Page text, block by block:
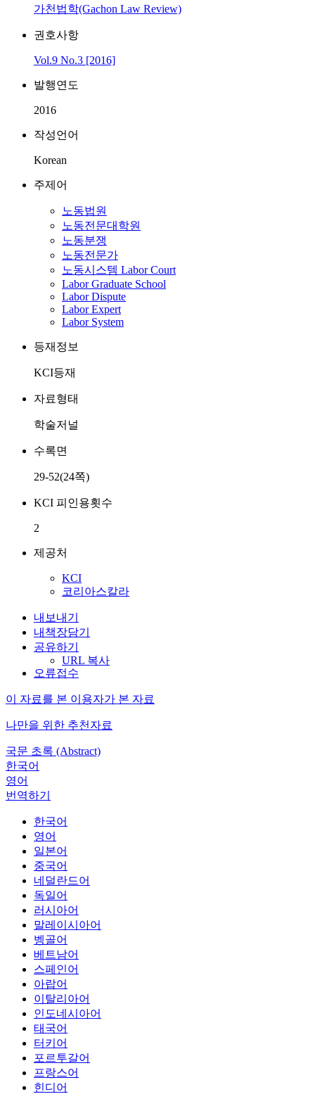
가천법학(Gachon Law Review)
권호사항
Vol.9 No.3 [2016]
발행연도
2016
작성언어
Korean
주제어
노동법원
노동전문대학원
노동분쟁
노동전문가
노동시스템 Labor Court
Labor Graduate School
Labor Dispute
Labor Expert
Labor System
등재정보
KCI등재
자료형태
학술저널
수록면
29-52(24쪽)
KCI 피인용횟수
2
제공처
KCI
코리아스칼라
내보내기
내책장담기
공유하기
URL 복사
오류접수
이 자료를 본 이용자가 본 자료
나만을 위한 추천자료
국문 초록 (Abstract)
한국어
영어
번역하기
한국어
영어
일본어
중국어
네덜란드어
독일어
러시아어
말레이시아어
벵골어
베트남어
스페인어
아랍어
이탈리아어
인도네시아어
태국어
터키어
포르투갈어
프랑스어
힌디어